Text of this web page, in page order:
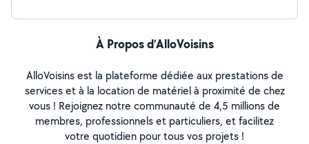
À Propos d’AlloVoisins
AlloVoisins est la plateforme dédiée aux prestations de
services et à la location de matériel à proximité de chez
vous ! Rejoignez notre communauté de 4,5 millions de
membres, professionnels et particuliers, et facilitez
votre quotidien pour tous vos projets !